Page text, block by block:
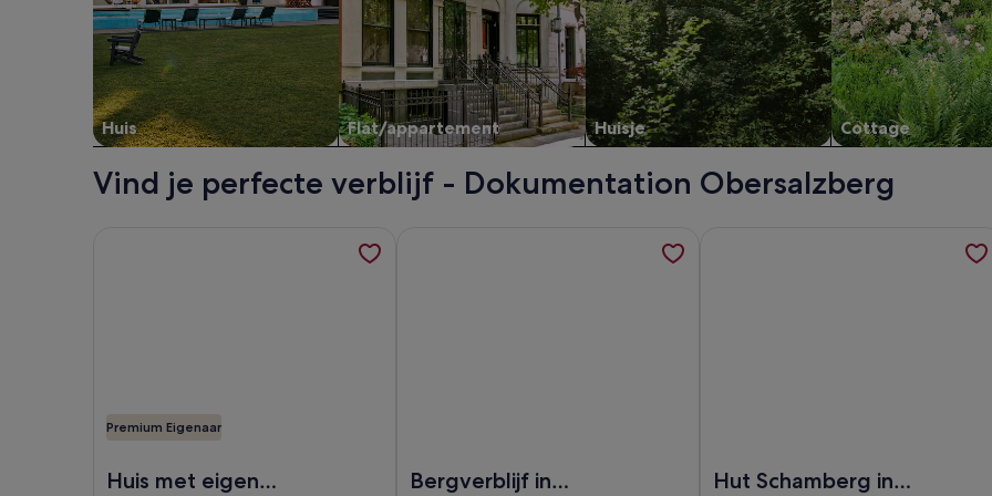
Huis Flat/appartement Huisje Cottage
Vind je perfecte verblijf - Dokumentation Obersalzberg
Premium Eigenaar
Huis met eigen
Bergverblijf in
Hut Schamberg in